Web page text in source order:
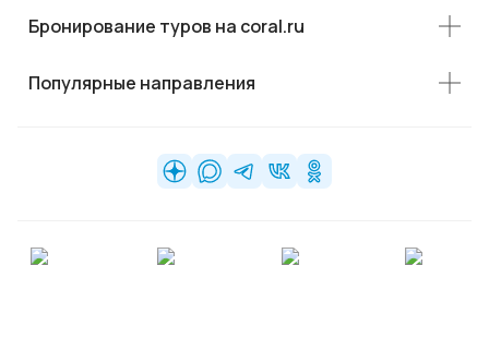
Бронирование туров на coral.ru
Популярные направления